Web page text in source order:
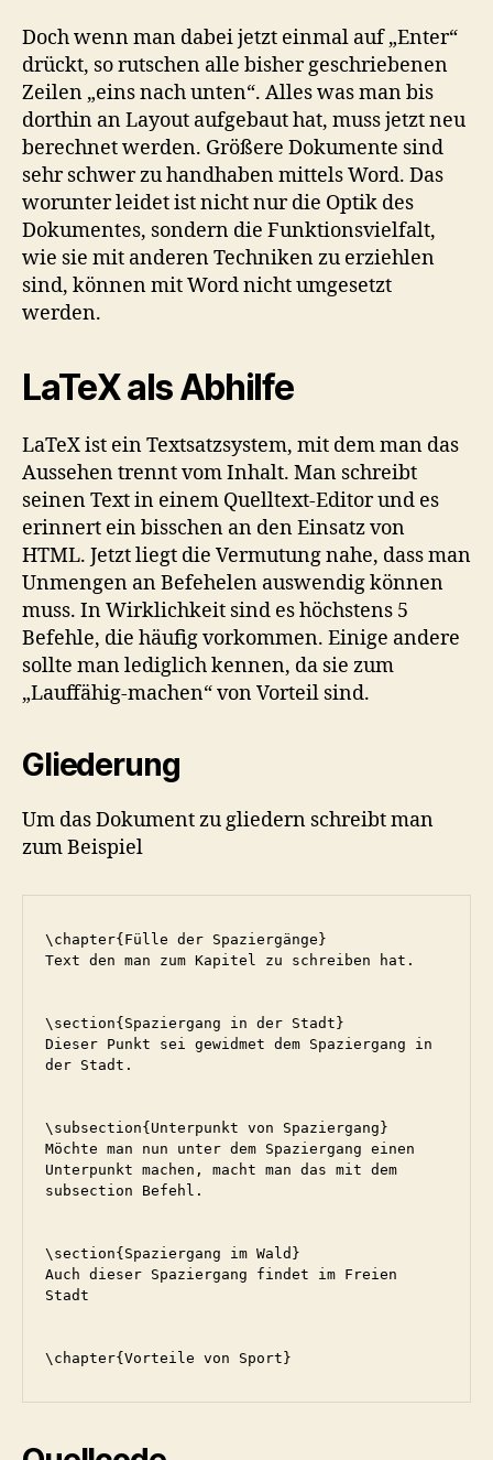
Doch wenn man dabei jetzt einmal auf „Enter“
drückt, so rutschen alle bisher geschriebenen
Zeilen „eins nach unten“. Alles was man bis
dorthin an Layout aufgebaut hat, muss jetzt neu
berechnet werden. Größere Dokumente sind
sehr schwer zu handhaben mittels Word. Das
worunter leidet ist nicht nur die Optik des
Dokumentes, sondern die Funktionsvielfalt,
wie sie mit anderen Techniken zu erziehlen
sind, können mit Word nicht umgesetzt
werden.
LaTeX als Abhilfe
LaTeX ist ein Textsatzsystem, mit dem man das
Aussehen trennt vom Inhalt. Man schreibt
seinen Text in einem Quelltext-Editor und es
erinnert ein bisschen an den Einsatz von
HTML. Jetzt liegt die Vermutung nahe, dass man
Unmengen an Befehelen auswendig können
muss. In Wirklichkeit sind es höchstens 5
Befehle, die häufig vorkommen. Einige andere
sollte man lediglich kennen, da sie zum
„Lauffähig-machen“ von Vorteil sind.
Gliederung
Um das Dokument zu gliedern schreibt man
zum Beispiel
\chapter{Fülle der Spaziergänge}
Text den man zum Kapitel zu schreiben hat.
\section{Spaziergang in der Stadt}
Dieser Punkt sei gewidmet dem Spaziergang in
der Stadt.
\subsection{Unterpunkt von Spaziergang}
Möchte man nun unter dem Spaziergang einen
Unterpunkt machen, macht man das mit dem
subsection Befehl.
\section{Spaziergang im Wald}
Auch dieser Spaziergang findet im Freien
Stadt
\chapter{Vorteile von Sport}